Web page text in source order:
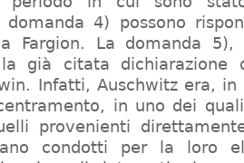
domanda 4) possono
Fargion. La domanda
già citata dichiarazione
Infatti, Auschwitz era,
in uno dei
provenienti
condotti per la loro